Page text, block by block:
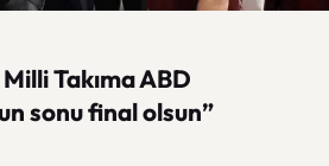
Takıma ABD
sonu final olsun”